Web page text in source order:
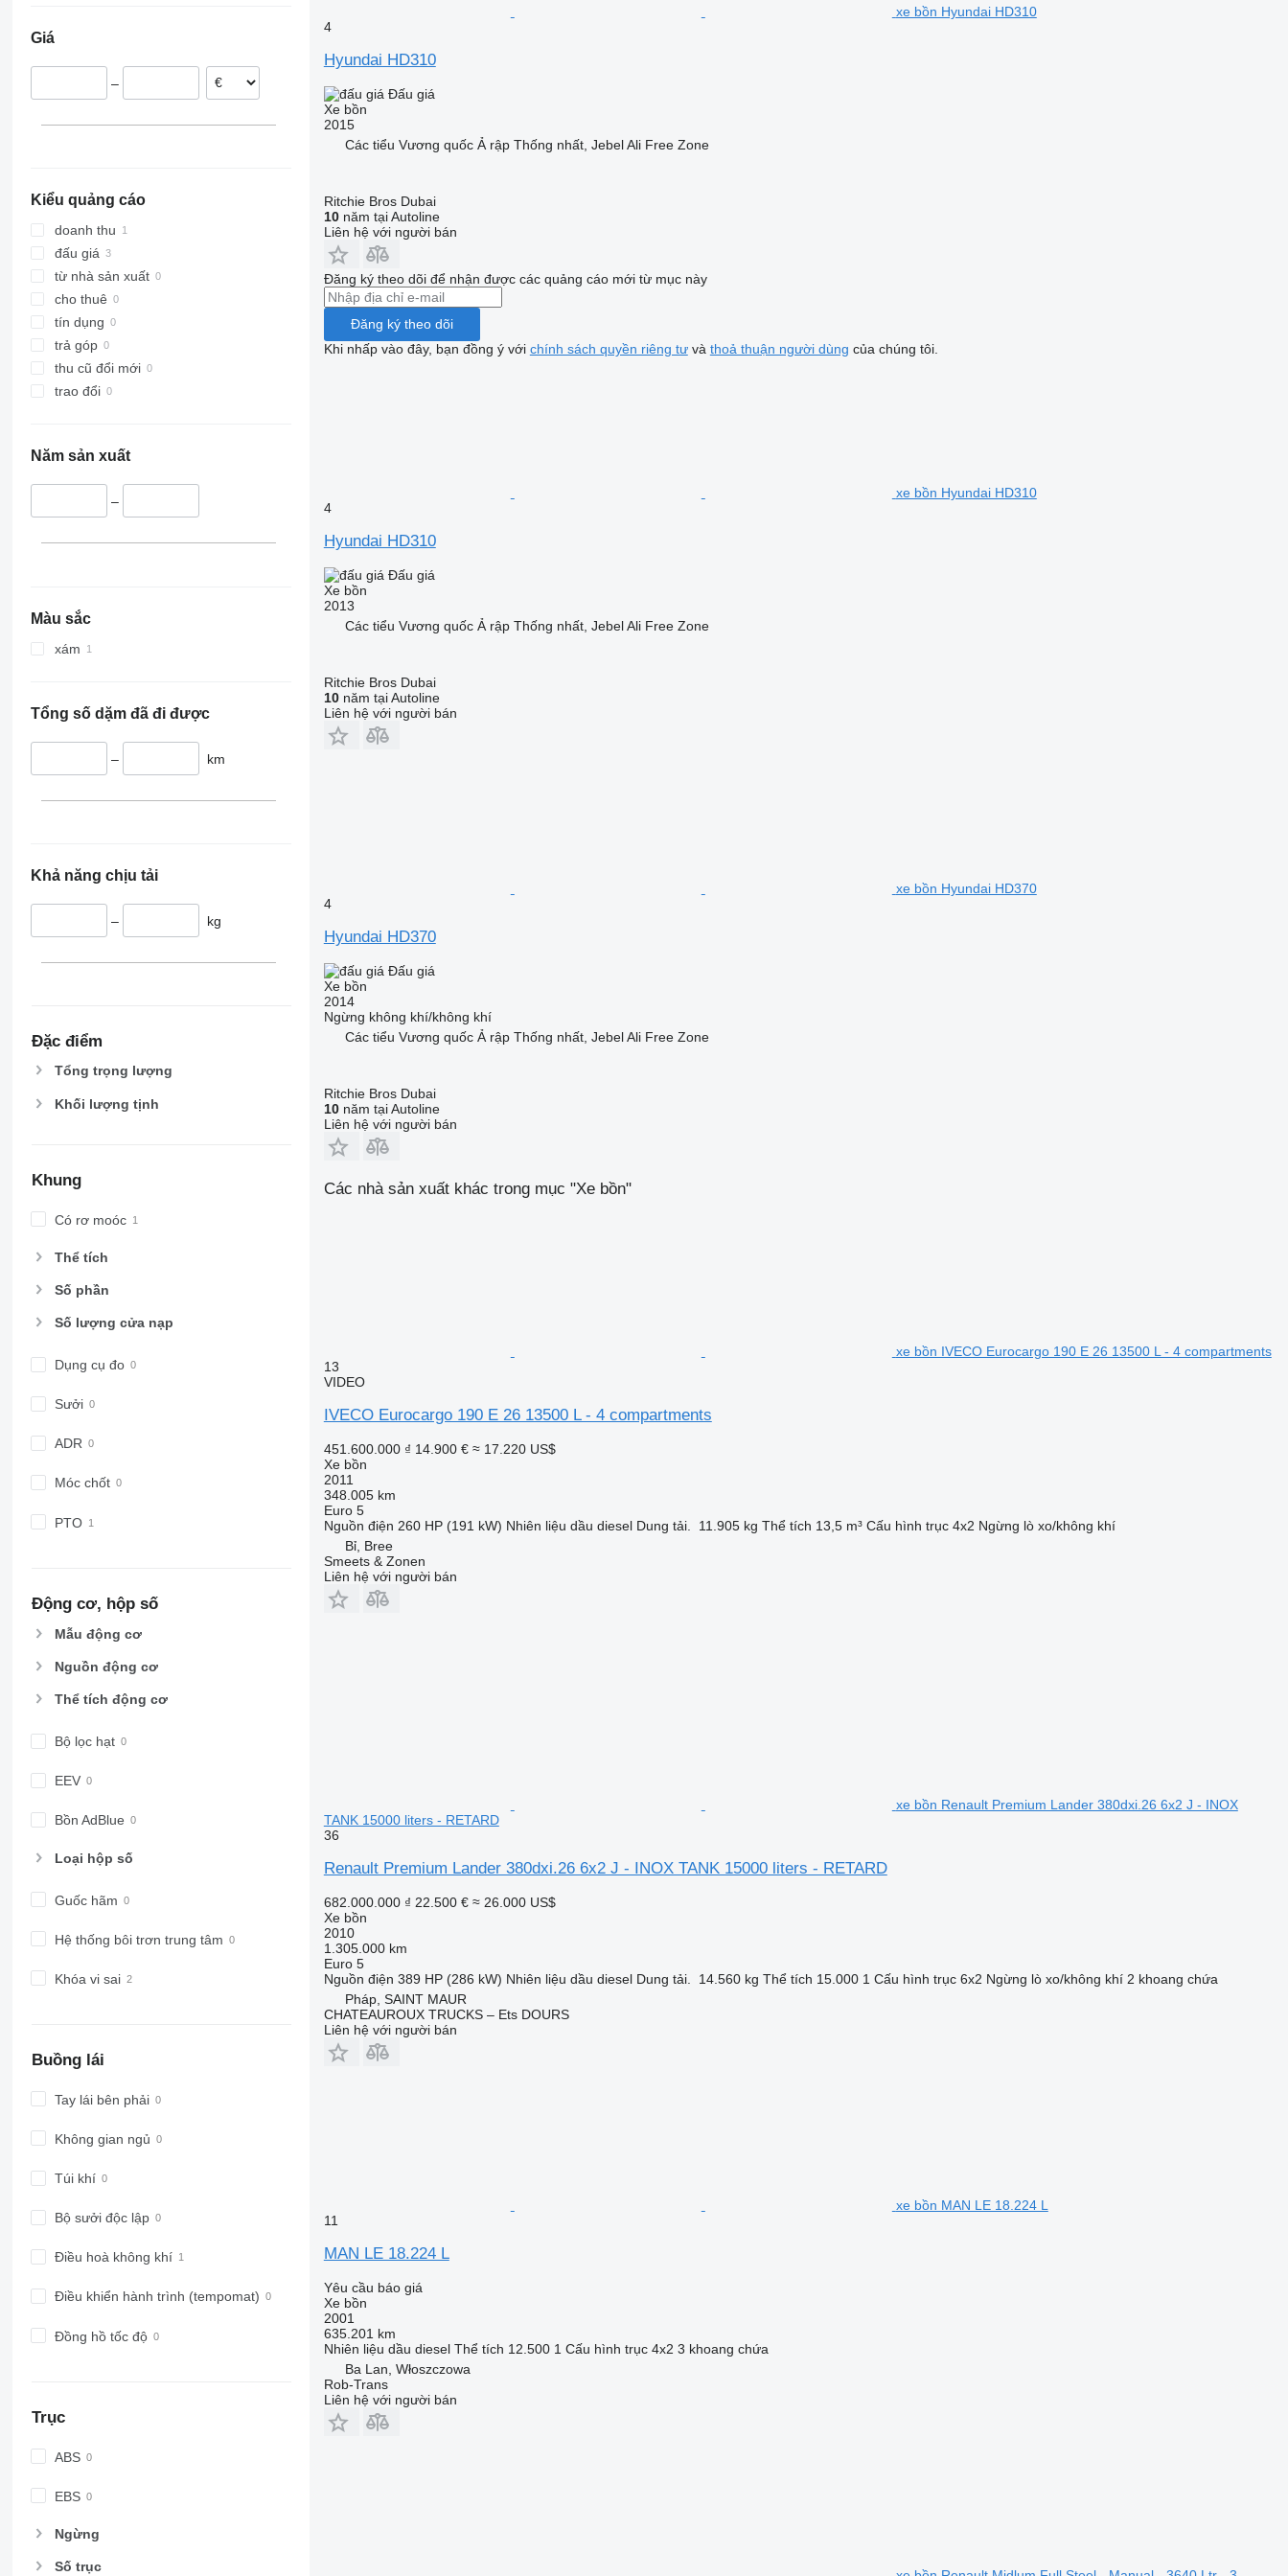
Giá
–
Kiểu quảng cáo
doanh thu
đấu giá
từ nhà sản xuất
cho thuê
tín dụng
trả góp
thu cũ đổi mới
trao đổi
Năm sản xuất
–
Màu sắc
xám
Tổng số dặm đã đi được
– km
Khả năng chịu tải
– kg
Đặc điểm
Tổng trọng lượng
Khối lượng tịnh
Khung
Có rơ moóc
Thể tích
Số phần
Số lượng cửa nạp
Dụng cụ đo
Sưởi
ADR
Móc chốt
PTO
Động cơ, hộp số
Mẫu động cơ
Nguồn động cơ
Thể tích động cơ
Bộ lọc hạt
EEV
Bồn AdBlue
Loại hộp số
Guốc hãm
Hệ thống bôi trơn trung tâm
Khóa vi sai
Buồng lái
Tay lái bên phải
Không gian ngủ
Túi khí
Bộ sưởi độc lập
Điều hoà không khí
Điều khiển hành trình (tempomat)
Đồng hồ tốc độ
Trục
ABS
EBS
Ngừng
Số trục
xe bồn Hyundai HD310
4
Hyundai HD310
Đấu giá
Xe bồn
2015
Các tiểu Vương quốc Ả rập Thống nhất, Jebel Ali Free Zone
Ritchie Bros Dubai
10năm tại Autoline
Liên hệ với người bán
Đăng ký theo dõi để nhận được các quảng cáo mới từ mục này
Đăng ký theo dõi
Khi nhấp vào đây, bạn đồng ý với chính sách quyền riêng tưvà thoả thuận người dùng của chúng tôi.
xe bồn Hyundai HD310
4
Hyundai HD310
Đấu giá
Xe bồn
2013
Các tiểu Vương quốc Ả rập Thống nhất, Jebel Ali Free Zone
Ritchie Bros Dubai
10năm tại Autoline
Liên hệ với người bán
xe bồn Hyundai HD370
4
Hyundai HD370
Đấu giá
Xe bồn
2014
Ngừng không khí/không khí
Các tiểu Vương quốc Ả rập Thống nhất, Jebel Ali Free Zone
Ritchie Bros Dubai
10năm tại Autoline
Liên hệ với người bán
Các nhà sản xuất khác trong mục "Xe bồn"
xe bồn IVECO Eurocargo 190 E 26 13500 L - 4 compartments
13
VIDEO
IVECO Eurocargo 190 E 26 13500 L - 4 compartments
451.600.000 ₫ 14.900 € ≈ 17.220 US$
Xe bồn
2011
348.005 km
Euro 5
Nguồn điện 260 HP (191 kW) Nhiên liệu dầu diesel Dung tải. 11.905 kg Thể tích 13,5 m³ Cấu hình trục 4x2 Ngừng lò xo/không khí
Bỉ, Bree
Smeets & Zonen
Liên hệ với người bán
xe bồn Renault Premium Lander 380dxi.26 6x2 J - INOX
TANK 15000 liters - RETARD
36
Renault Premium Lander 380dxi.26 6x2 J - INOX TANK 15000 liters - RETARD
682.000.000 ₫ 22.500 € ≈ 26.000 US$
Xe bồn
2010
1.305.000 km
Euro 5
Nguồn điện 389 HP (286 kW) Nhiên liệu dầu diesel Dung tải. 14.560 kg Thể tích 15.000 1 Cấu hình trục 6x2 Ngừng lò xo/không khí 2 khoang chứa
Pháp, SAINT MAUR
CHATEAUROUX TRUCKS – Ets DOURS
Liên hệ với người bán
xe bồn MAN LE 18.224 L
11
MAN LE 18.224 L
Yêu cầu báo giá
Xe bồn
2001
635.201 km
Nhiên liệu dầu diesel Thể tích 12.500 1 Cấu hình trục 4x2 3 khoang chứa
Ba Lan, Włoszczowa
Rob-Trans
Liên hệ với người bán